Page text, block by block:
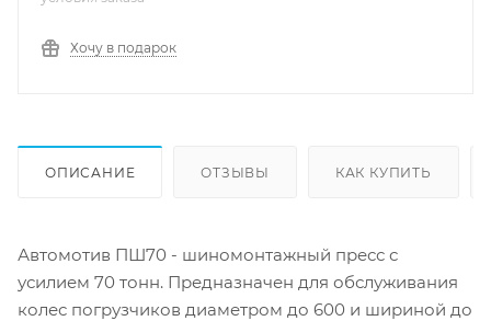
Хочу в подарок
ОПИСАНИЕ ОТЗЫВЫ КАК КУПИТЬ
Автомотив ПШ70 - шиномонтажный пресс с
усилием 70 тонн. Предназначен для обслуживания
колес погрузчиков диаметром до 600 и шириной до